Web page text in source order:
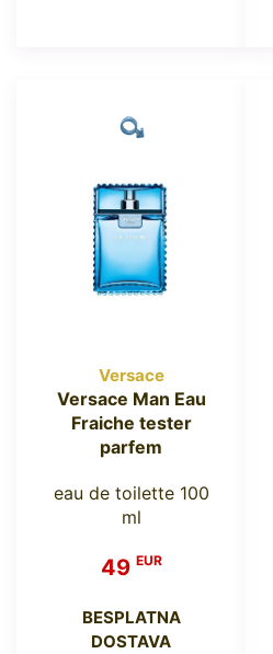
Versace
Versace Man Eau
Fraiche tester
parfem
eau de toilette 100
ml
49 EUR
BESPLATNA
DOSTAVA